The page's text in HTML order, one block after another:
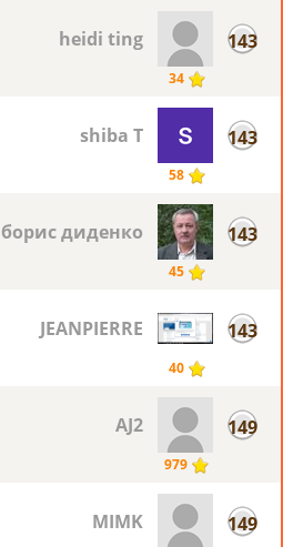
143
34
heidi ting
143
58
shiba T
143
45
борис диденко
143
40
JEANPIERRE
149
979
AJ2
149
MIMK